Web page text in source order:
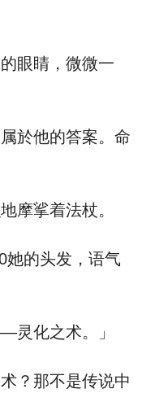
眼睛，微微一
於他的答案。命
摩挲着法杖。
的头发，语气
化之术。」
？那不是传说中